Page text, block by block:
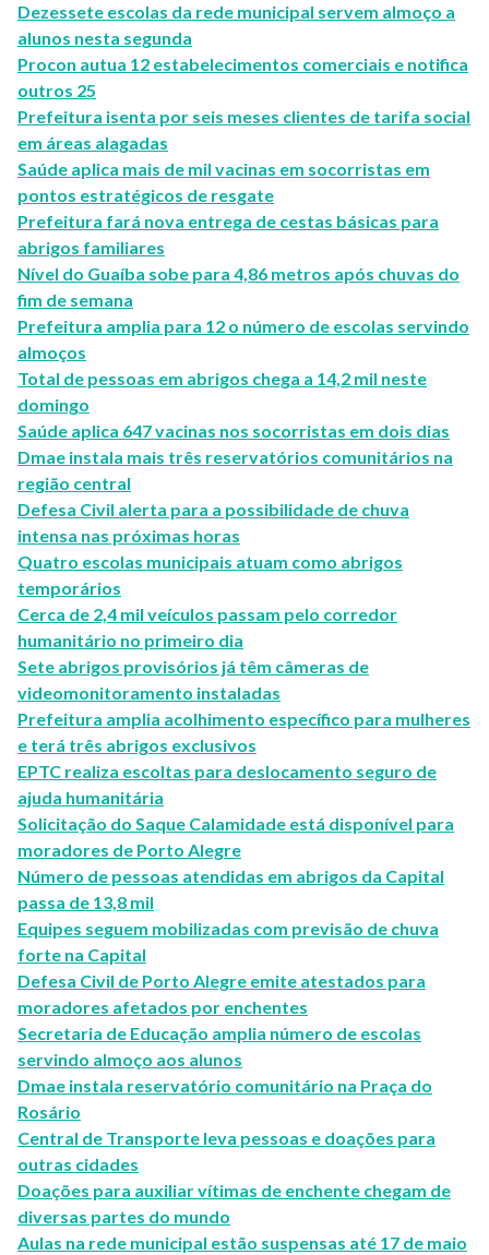
Dezessete escolas da rede municipal servem almoço a
alunos nesta segunda
Procon autua 12 estabelecimentos comerciais e notifica
outros 25
Prefeitura isenta por seis meses clientes de tarifa social
em áreas alagadas
Saúde aplica mais de mil vacinas em socorristas em
pontos estratégicos de resgate
Prefeitura fará nova entrega de cestas básicas para
abrigos familiares
Nível do Guaíba sobe para 4,86 metros após chuvas do
fim de semana
Prefeitura amplia para 12 o número de escolas servindo
almoços
Total de pessoas em abrigos chega a 14,2 mil neste
domingo
Saúde aplica 647 vacinas nos socorristas em dois dias
Dmae instala mais três reservatórios comunitários na
região central
Defesa Civil alerta para a possibilidade de chuva
intensa nas próximas horas
Quatro escolas municipais atuam como abrigos
temporários
Cerca de 2,4 mil veículos passam pelo corredor
humanitário no primeiro dia
Sete abrigos provisórios já têm câmeras de
videomonitoramento instaladas
Prefeitura amplia acolhimento específico para mulheres
e terá três abrigos exclusivos
EPTC realiza escoltas para deslocamento seguro de
ajuda humanitária
Solicitação do Saque Calamidade está disponível para
moradores de Porto Alegre
Número de pessoas atendidas em abrigos da Capital
passa de 13,8 mil
Equipes seguem mobilizadas com previsão de chuva
forte na Capital
Defesa Civil de Porto Alegre emite atestados para
moradores afetados por enchentes
Secretaria de Educação amplia número de escolas
servindo almoço aos alunos
Dmae instala reservatório comunitário na Praça do
Rosário
Central de Transporte leva pessoas e doações para
outras cidades
Doações para auxiliar vítimas de enchente chegam de
diversas partes do mundo
Aulas na rede municipal estão suspensas até 17 de maio